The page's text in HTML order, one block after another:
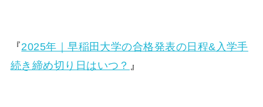
『2025年｜早稲田大学の合格発表の日程&入学手
続き締め切り日はいつ？ 』